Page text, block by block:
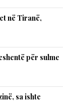
në Tiranë,
për sulme
sa ishte